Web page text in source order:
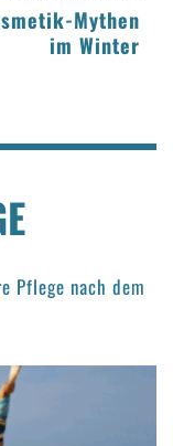
Mythen
im Winter
Pflege nach dem